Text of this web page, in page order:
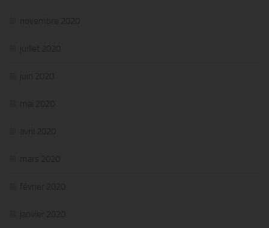
novembre 2020
juillet 2020
juin 2020
mai 2020
avril 2020
mars 2020
février 2020
janvier 2020